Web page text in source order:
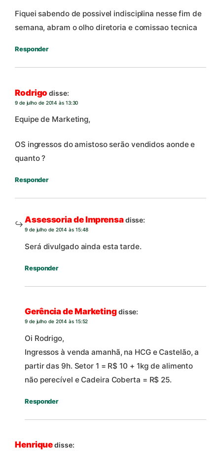
Fiquei sabendo de possivel indisciplina nesse fim de
semana, abram o olho diretoria e comissao tecnica
Responder
Rodrigo disse:
9 de julho de 2014 às 13:30
Equipe de Marketing,
OS ingressos do amistoso serão vendidos aonde e
quanto ?
Responder
Assessoria de Imprensadisse:
9 de julho de 2014 às 15:48
Será divulgado ainda esta tarde.
Responder
Gerência de Marketingdisse:
9 de julho de 2014 às 15:52
Oi Rodrigo,
Ingressos à venda amanhã, na HCG e Castelão, a
partir das 9h. Setor 1 = R$ 10 + 1kg de alimento
não perecível e Cadeira Coberta = R$ 25.
Responder
Henriquedisse: